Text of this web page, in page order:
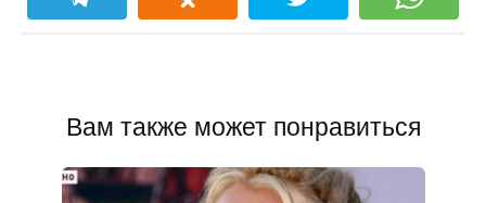
Вам также может понравиться